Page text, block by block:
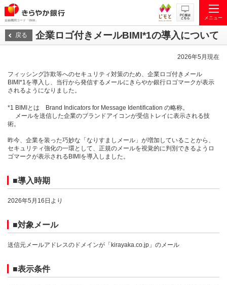
金融機関コード「0508」
メニュー
戻る 企業ロゴ付きメールBIMI*1の導入について
2026年5月現在
フィッシング詐欺等へのセキュリティ対策のため、企業ロゴ付きメール
BIMI*1を導入し、当行から発信するメールにきらやか銀行ロゴマークが表示
されるようになりました。
*1 BIMIとは Brand Indicators for Message Identification の略称。
メールを送信した企業のブランドアイコンが受信トレイに表示される技
術。
昨今、企業を装った巧妙な「なりすましメール」が増加していることから、
セキュリティ強化の一環として、正規のメールを視覚的に判別できるようロ
ゴマークが表示されるBIMIを導入しました。
■導入時期
2026年5月16日より
■対象メール
送信元メールアドレスのドメインが「kirayaka.co.jp」のメール
■表示条件